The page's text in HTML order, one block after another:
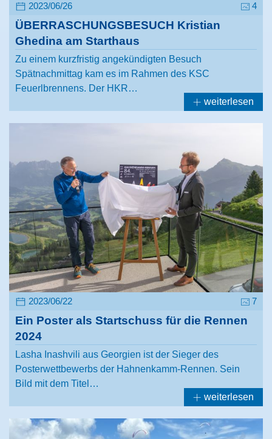
2023/06/26 4
ÜBERRASCHUNGSBESUCH Kristian
Ghedina am Starthaus
Zu einem kurzfristig angekündigten Besuch
Spätnachmittag kam es im Rahmen des KSC
Feuerlbrennens. Der HKR…
weiterlesen
2023/06/22 7
Ein Poster als Startschuss für die Rennen
2024
Lasha Inashvili aus Georgien ist der Sieger des
Posterwettbewerbs der Hahnenkamm-Rennen. Sein
Bild mit dem Titel…
weiterlesen